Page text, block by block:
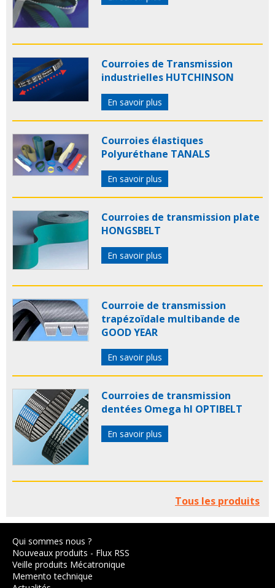
Courroies de Transmission
industrielles HUTCHINSON
En savoir plus
Courroies élastiques
Polyuréthane TANALS
En savoir plus
Courroies de transmission plate
HONGSBELT
En savoir plus
Courroie de transmission
trapézoïdale multibande de
GOOD YEAR
En savoir plus
Courroies de transmission
dentées Omega hl OPTIBELT
En savoir plus
Tous les produits
Qui sommes nous ?
Nouveaux produits - Flux RSS
Veille produits Mécatronique
Memento technique